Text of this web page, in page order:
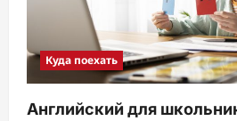
Куда поехать
Английский для